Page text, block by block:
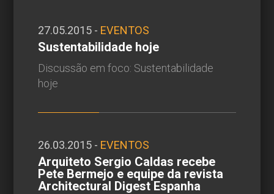
27.05.2015 - EVENTOS
Sustentabilidade hoje
Discussão em foco: Sustentabilidade
hoje
26.03.2015 - EVENTOS
Arquiteto Sergio Caldas recebe
Pete Bermejo e equipe da revista
Architectural Digest Espanha